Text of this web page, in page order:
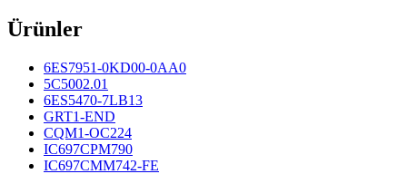
Ürünler
6ES7951-0KD00-0AA0
5C5002.01
6ES5470-7LB13
GRT1-END
CQM1-OC224
IC697CPM790
IC697CMM742-FE